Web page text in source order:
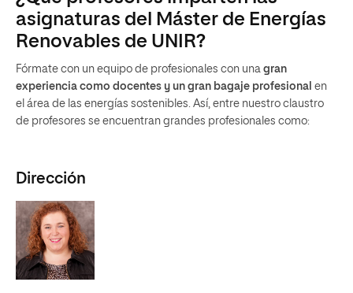
asignaturas del Máster de Energías
Renovables de UNIR?
Fórmate con un equipo de profesionales con una gran
experiencia como docentes y un gran bagaje profesional en
el área de las energías sostenibles. Así, entre nuestro claustro
de profesores se encuentran grandes profesionales como:
Dirección